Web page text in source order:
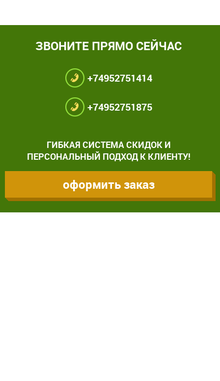
ЗВОНИТЕ ПРЯМО СЕЙЧАС
+74952751414
+74952751875
ГИБКАЯ СИСТЕМА СКИДОК И
ПЕРСОНАЛЬНЫЙ ПОДХОД К КЛИЕНТУ!
оформить заказ